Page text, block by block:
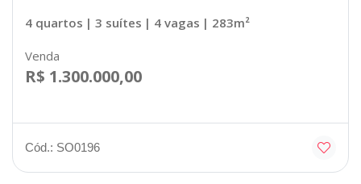
4 quartos | 3 suítes | 4 vagas | 283m²
Venda
R$ 1.300.000,00
Cód.: SO0196